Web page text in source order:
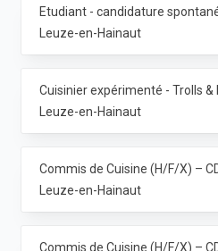
Leuze-en-Hainaut
Leuze-en-Hainaut
Leuze-en-Hainaut